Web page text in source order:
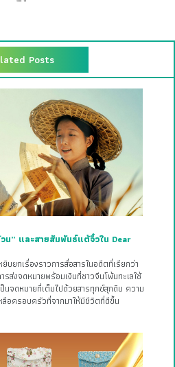
Posts
น” และสายสัมพันธ์แต้จิ๋วใน Dear
บยกเรื่องราวการสื่อสารในอดีตที่เรียกว่า
ส่งจดหมายพร้อมเงินที่ชาวจีนโพ้นทะเลใช้
จดหมายที่เต็มไปด้วยสารทุกข์สุกดิบ ความ
อครอบครัวที่จากมาให้มีชีวิตที่ดีขึ้น